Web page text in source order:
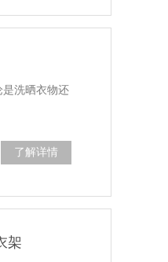
是洗晒衣物还
了解详情
架